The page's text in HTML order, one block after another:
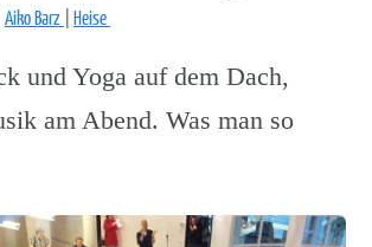
Aiko Barz Heise
und Yoga auf dem Dach,
am Abend. Was man so